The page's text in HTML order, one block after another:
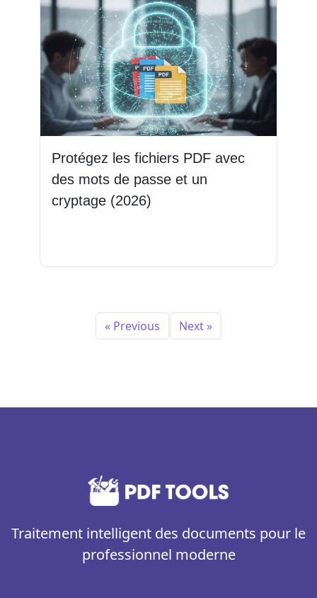
Protégez les fichiers PDF avec
des mots de passe et un
cryptage (2026)
« Previous Next »
Traitement intelligent des documents pour le
professionnel moderne